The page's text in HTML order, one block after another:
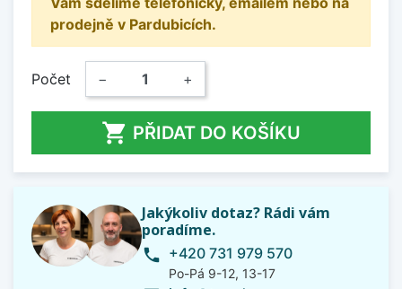
prodejně v Pardubicích.
Počet − +
 PŘIDAT DO KOŠÍKU
Jakýkoliv dotaz? Rádi vám
poradíme.
phone +420 731 979 570
Po-Pá 9-12, 13-17